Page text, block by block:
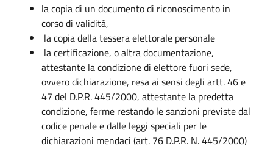
la copia di un documento di riconoscimento in
corso di validità,
la copia della tessera elettorale personale
la certificazione, o altra documentazione,
attestante la condizione di elettore fuori sede,
ovvero dichiarazione, resa ai sensi degli artt. 46 e
47 del D.P.R. 445/2000, attestante la predetta
condizione, ferme restando le sanzioni previste dal
codice penale e dalle leggi speciali per le
dichiarazioni mendaci (art. 76 D.P.R. N. 445/2000)